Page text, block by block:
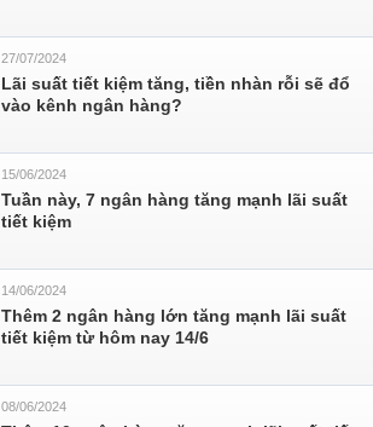
27/07/2024
Lãi suất tiết kiệm tăng, tiền nhàn rỗi sẽ đổ
vào kênh ngân hàng?
15/06/2024
Tuần này, 7 ngân hàng tăng mạnh lãi suất
tiết kiệm
14/06/2024
Thêm 2 ngân hàng lớn tăng mạnh lãi suất
tiết kiệm từ hôm nay 14/6
08/06/2024